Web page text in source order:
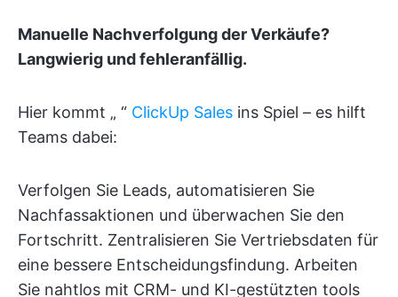
Manuelle Nachverfolgung der Verkäufe?
Langwierig und fehleranfällig.
Hier kommt „ “ ClickUp Sales ins Spiel – es hilft
Teams dabei:
Verfolgen Sie Leads, automatisieren Sie
Nachfassaktionen und überwachen Sie den
Fortschritt. Zentralisieren Sie Vertriebsdaten für
eine bessere Entscheidungsfindung. Arbeiten
Sie nahtlos mit CRM- und KI-gestützten tools